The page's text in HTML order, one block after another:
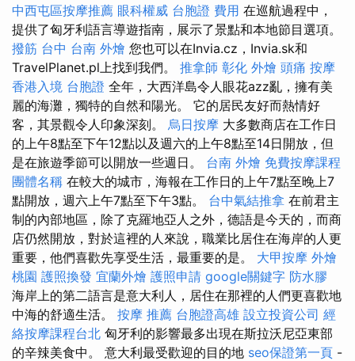
中西屯區按摩推薦 眼科權威 台胞證 費用 在巡航過程中，
提供了匈牙利語言導遊指南，展示了景點和本地節目選項。
撥筋 台中 台南 外燴 您也可以在Invia.cz，Invia.sk和
TravelPlanet.pl上找到我們。 推拿師 彰化 外燴 頭痛 按摩
香港入境 台胞證 全年，大西洋島令人眼花azz亂，擁有美
麗的海灘，獨特的自然和陽光。 它的居民友好而熱情好
客，其景觀令人印象深刻。 烏日按摩 大多數商店在工作日
的上午8點至下午12點以及週六的上午8點至14日開放，但
是在旅遊季節可以開放一些週日。 台南 外燴 免費按摩課程
團體名稱 在較大的城市，海報在工作日的上午7點至晚上7
點開放，週六上午7點至下午3點。 台中氣結推拿 在前君主
制的內部地區，除了克羅地亞人之外，德語是今天的，而商
店仍然開放，對於這裡的人來說，職業比居住在海岸的人更
重要，他們喜歡先享受生活，最重要的是。 大甲按摩 外燴
桃園 護照換發 宜蘭外燴 護照申請 google關鍵字 防水膠
海岸上的第二語言是意大利人，居住在那裡的人們更喜歡地
中海的舒適生活。 按摩 推薦 台胞證高雄 設立投資公司 經
絡按摩課程台北 匈牙利的影響最多出現在斯拉沃尼亞東部
的辛辣美食中。 意大利最受歡迎的目的地 seo保證第一頁 -